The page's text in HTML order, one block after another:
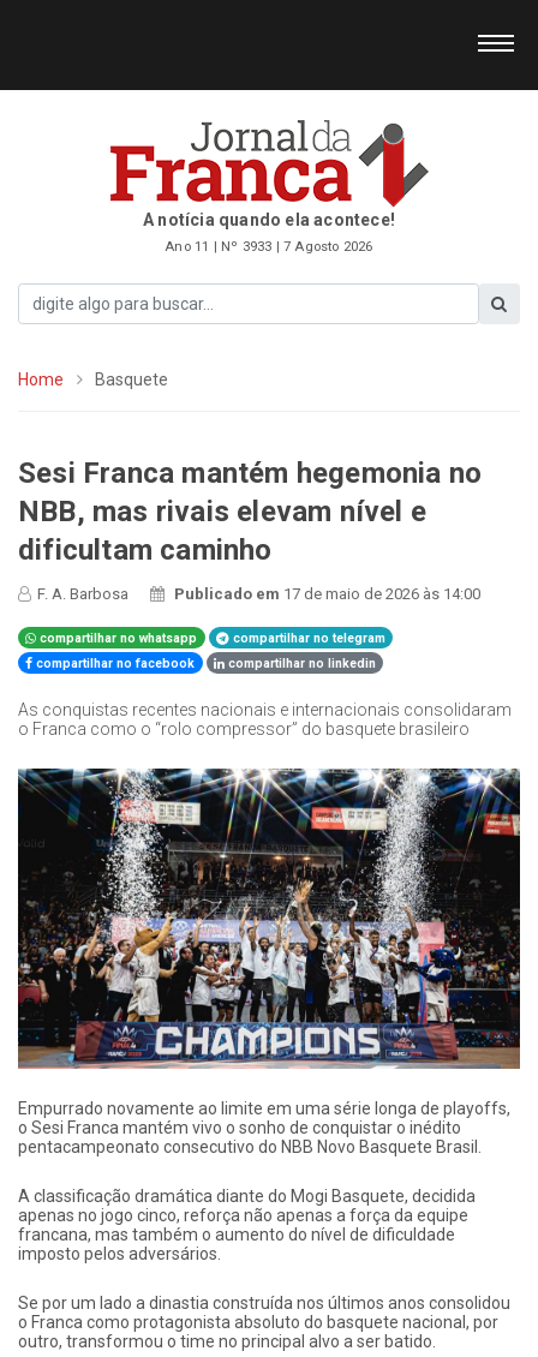
A notícia quando ela acontece!
Ano 11 | Nº 3933 | 7 Agosto 2026
Home Basquete
Sesi Franca mantém hegemonia no
NBB, mas rivais elevam nível e
dificultam caminho
F. A. Barbosa Publicado em 17 de maio de 2026 às 14:00
compartilhar no whatsapp
compartilhar no telegram
compartilhar no facebook
compartilhar no linkedin
As conquistas recentes nacionais e internacionais consolidaram
o Franca como o “rolo compressor” do basquete brasileiro
Empurrado novamente ao limite em uma série longa de playoffs,
o Sesi Franca mantém vivo o sonho de conquistar o inédito
pentacampeonato consecutivo do NBB Novo Basquete Brasil.
A classificação dramática diante do Mogi Basquete, decidida
apenas no jogo cinco, reforça não apenas a força da equipe
francana, mas também o aumento do nível de dificuldade
imposto pelos adversários.
Se por um lado a dinastia construída nos últimos anos consolidou
o Franca como protagonista absoluto do basquete nacional, por
outro, transformou o time no principal alvo a ser batido.